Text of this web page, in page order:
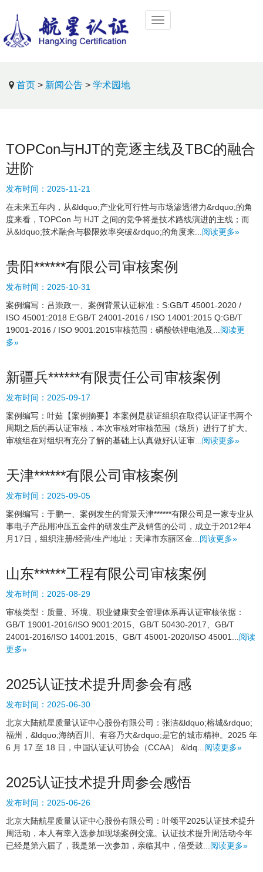
首页 > 新闻公告 > 学术园地
TOPCon与HJT的竞逐主线及TBC的融合
进阶
发布时间： 2025-11-21
在未来五年内，从&ldquo;产业化可行性与市场渗透潜力&rdquo;的角
度来看，TOPCon 与 HJT 之间的竞争将是技术路线演进的主线；而
从&ldquo;技术融合与极限效率突破&rdquo;的角度来... 阅读更多»
贵阳******有限公司审核案例
发布时间： 2025-10-31
案例编写：吕崇政一、案例背景认证标准：S:GB/T 45001-2020 /
ISO 45001:2018 E:GB/T 24001-2016 / ISO 14001:2015 Q:GB/T
19001-2016 / ISO 9001:2015审核范围：磷酸铁锂电池及... 阅读更
多»
新疆兵******有限责任公司审核案例
发布时间： 2025-09-17
案例编写：叶茹【案例摘要】本案例是获证组织在取得认证证书两个
周期之后的再认证审核，本次审核对审核范围（场所）进行了扩大。
审核组在对组织有充分了解的基础上认真做好认证审... 阅读更多»
天津******有限公司审核案例
发布时间： 2025-09-05
案例编写：于鹏一、案例发生的背景天津******有限公司是一家专业从
事电子产品用冲压五金件的研发生产及销售的公司，成立于2012年4
月17日，组织注册/经营/生产地址：天津市东丽区金... 阅读更多»
山东******工程有限公司审核案例
发布时间： 2025-08-29
审核类型：质量、环境、职业健康安全管理体系再认证审核依据：
GB/T 19001-2016/ISO 9001:2015、GB/T 50430-2017、GB/T
24001-2016/ISO 14001:2015、GB/T 45001-2020/ISO 45001... 阅读
更多»
2025认证技术提升周参会有感
发布时间： 2025-06-30
北京大陆航星质量认证中心股份有限公司：张洁&ldquo;榕城&rdquo;
福州，&ldquo;海纳百川、有容乃大&rdquo;是它的城市精神。2025 年
6 月 17 至 18 日，中国认证认可协会（CCAA） &ldq... 阅读更多»
2025认证技术提升周参会感悟
发布时间： 2025-06-26
北京大陆航星质量认证中心股份有限公司：叶颂平2025认证技术提升
周活动，本人有幸入选参加现场案例交流。认证技术提升周活动今年
已经是第六届了，我是第一次参加，亲临其中，倍受鼓... 阅读更多»